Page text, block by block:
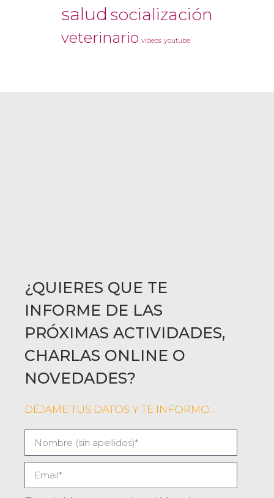
salud socialización
veterinario vídeos youtube
¿QUIERES QUE TE
INFORME DE LAS
PRÓXIMAS ACTIVIDADES,
CHARLAS ONLINE O
NOVEDADES?
DÉJAME TUS DATOS Y TE INFORMO...